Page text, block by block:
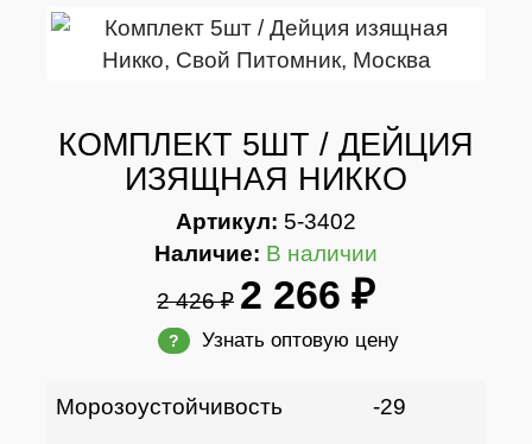
КОМПЛЕКТ 5ШТ / ДЕЙЦИЯ
ИЗЯЩНАЯ НИККО
Артикул: 5-3402
Наличие: В наличии
2 426 ₽ 2 266 ₽
? Узнать оптовую цену
Морозоустойчивость -29